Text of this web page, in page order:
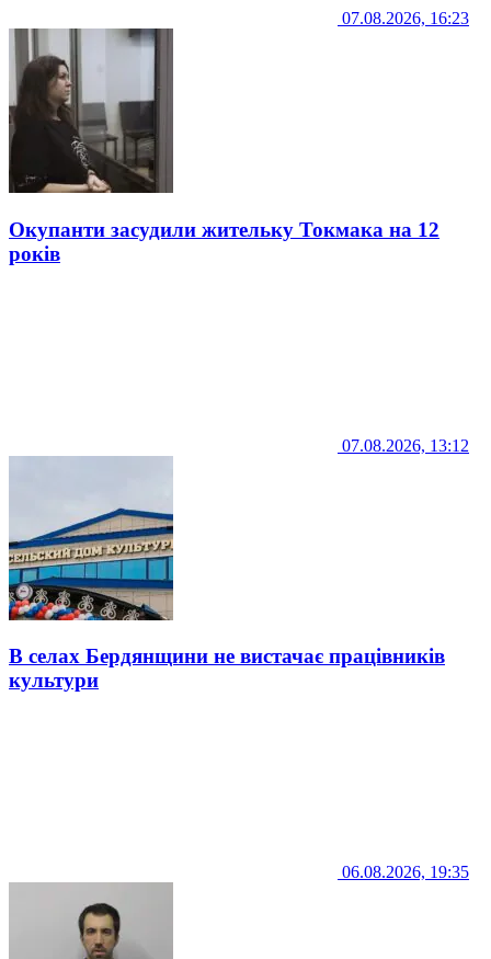
07.08.2026, 16:23
Окупанти засудили жительку Токмака на 12
років
07.08.2026, 13:12
В селах Бердянщини не вистачає працівників
культури
06.08.2026, 19:35